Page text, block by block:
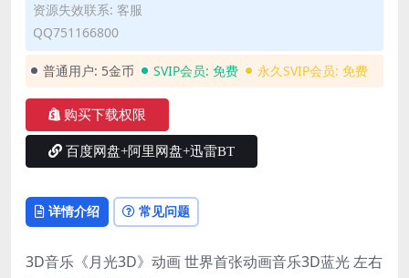
资源失效联系: 客服
QQ751166800
普通用户: 5金币 SVIP会员: 免费 永久SVIP会员: 免费
购买下载权限
百度网盘+阿里网盘+迅雷BT
详情介绍 常见问题
3D音乐《月光3D》动画 世界首张动画音乐3D蓝光 左右